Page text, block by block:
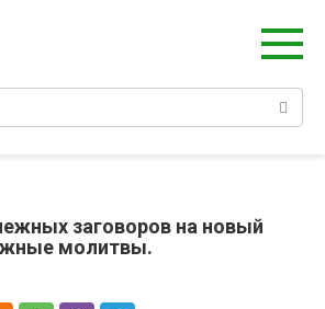
заговоров на новый
молитвы.